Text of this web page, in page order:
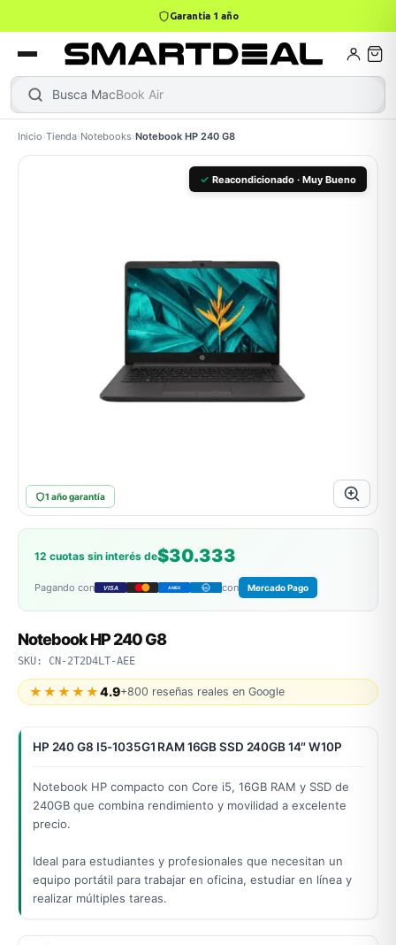
4,9 · +800 reseñas Google
Busca
ACER
→
Inicio›Tienda›Notebooks›Notebook HP 240 G8
✓ Reacondicionado · Muy Bueno
1 año garantía
12 cuotas sin interés de$30.333
Pagando con VISA AMEX DC con Mercado Pago
Notebook HP 240 G8
SKU: CN-2T2D4LT-AEE
★★★★★4.9+800 reseñas reales en Google
HP 240 G8 I5-1035G1 RAM 16GB SSD 240GB 14″ W10P
Notebook HP compacto con Core i5, 16GB RAM y SSD de
240GB que combina rendimiento y movilidad a excelente
precio.
Ideal para estudiantes y profesionales que necesitan un
equipo portátil para trabajar en oficina, estudiar en línea y
realizar múltiples tareas.